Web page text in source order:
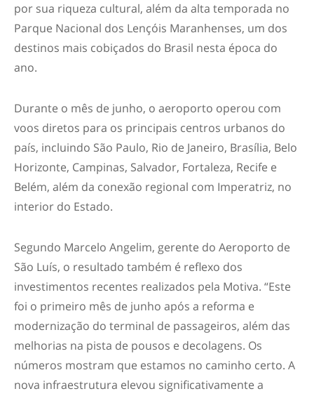
por sua riqueza cultural, além da alta temporada no
Parque Nacional dos Lençóis Maranhenses, um dos
destinos mais cobiçados do Brasil nesta época do
ano.
Durante o mês de junho, o aeroporto operou com
voos diretos para os principais centros urbanos do
país, incluindo São Paulo, Rio de Janeiro, Brasília, Belo
Horizonte, Campinas, Salvador, Fortaleza, Recife e
Belém, além da conexão regional com Imperatriz, no
interior do Estado.
Segundo Marcelo Angelim, gerente do Aeroporto de
São Luís, o resultado também é reflexo dos
investimentos recentes realizados pela Motiva. “Este
foi o primeiro mês de junho após a reforma e
modernização do terminal de passageiros, além das
melhorias na pista de pousos e decolagens. Os
números mostram que estamos no caminho certo. A
nova infraestrutura elevou significativamente a